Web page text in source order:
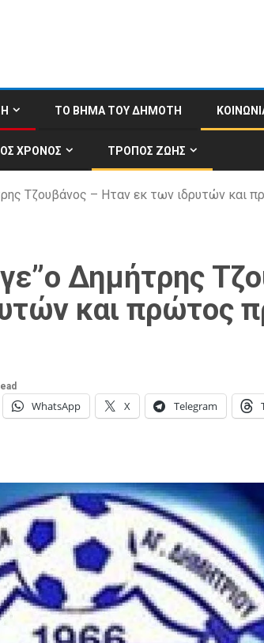
ΤΟ ΒΗΜΑ ΤΟΥ ΔΗΜΟΤΗ
ΧΡΟΝΟΣ ΤΡΟΠΟΣ ΖΩΗΣ
Τζουβάνος – Ηταν εκ των ιδρυτών και
Δημήτρης
και πρώτος
WhatsApp X Telegram